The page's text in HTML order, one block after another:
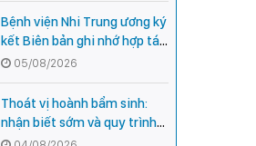
các tỉnh miền núi phía Bắc
Bệnh viện Nhi Trung ương ký
kết Biên bản ghi nhớ hợp tác
với Bệnh viện Nhi Quốc gia
Campuchia
05/08/2026
Thoát vị hoành bẩm sinh:
nhận biết sớm và quy trình
điều trị tích hợp cho trẻ -